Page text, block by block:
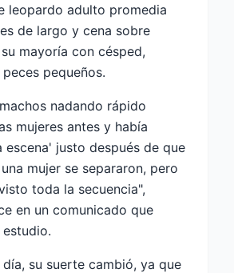
leopardo adulto promedia
de largo y cena sobre
mayoría con césped,
pequeños.
nadando rápido
mujeres antes y había
escena' justo después de que
mujer se separaron, pero
toda la secuencia",
en un comunicado que
día, su suerte cambió, ya que